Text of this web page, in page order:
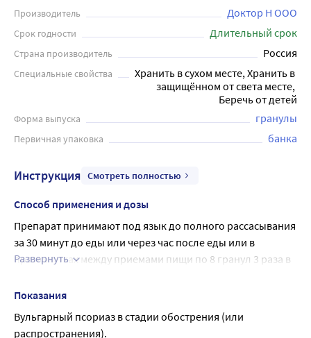
между приемами пищи по 8 гранул 3 раза в день в
Производитель Доктор Н ООО
Срок годности Длительный срок
Страна производитель Россия
Специальные свойства
Хранить в сухом месте, Хранить в
защищённом от света месте,
Беречь от детей
Форма выпуска гранулы
Первичная упаковка банка
Инструкция Смотреть полностью
Способ применения и дозы
Препарат принимают под язык до полного рассасывания
за 30 минут до еды или через час после еды или в
промежутках между приемами пищи по 8 гранул 3 раза в
Курс лечения - 30 дней.
Развернуть
Показания
Вульгарный псориаз в стадии обострения (или
распространения).